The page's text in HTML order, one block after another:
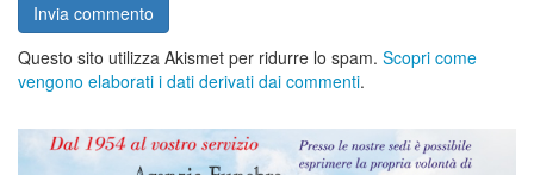
Questo sito utilizza Akismet per ridurre lo spam. Scopri come
vengono elaborati i dati derivati dai commenti.